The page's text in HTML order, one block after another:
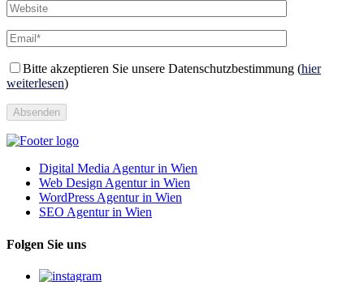
Bitte akzeptieren Sie unsere Datenschutzbestimmung (hier
weiterlesen)
Absenden
Digital Media Agentur in Wien
Web Design Agentur in Wien
WordPress Agentur in Wien
SEO Agentur in Wien
Folgen Sie uns